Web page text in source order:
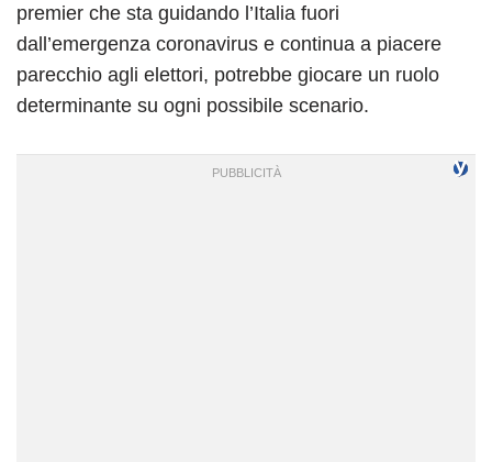
premier che sta guidando l’Italia fuori
dall’emergenza coronavirus e continua a piacere
parecchio agli elettori, potrebbe giocare un ruolo
determinante su ogni possibile scenario.